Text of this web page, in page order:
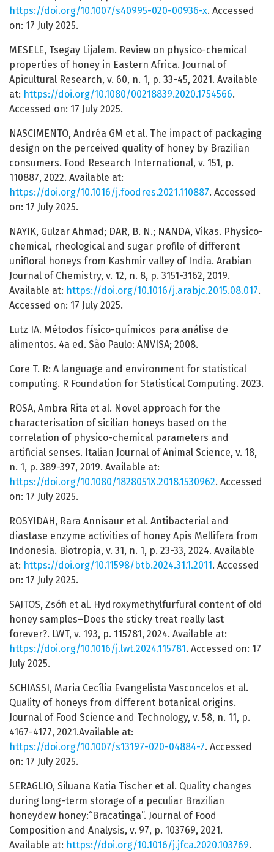
https://doi.org/10.1007/s40995-020-00936-x. Accessed
on: 17 July 2025.
MESELE, Tsegay Lijalem. Review on physico-chemical
properties of honey in Eastern Africa. Journal of
Apicultural Research, v. 60, n. 1, p. 33-45, 2021. Available
at: https://doi.org/10.1080/00218839.2020.1754566.
Accessed on: 17 July 2025.
NASCIMENTO, Andréa GM et al. The impact of packaging
design on the perceived quality of honey by Brazilian
consumers. Food Research International, v. 151, p.
110887, 2022. Available at:
https://doi.org/10.1016/j.foodres.2021.110887. Accessed
on: 17 July 2025.
NAYIK, Gulzar Ahmad; DAR, B. N.; NANDA, Vikas. Physico-
chemical, rheological and sugar profile of different
unifloral honeys from Kashmir valley of India. Arabian
Journal of Chemistry, v. 12, n. 8, p. 3151-3162, 2019.
Available at: https://doi.org/10.1016/j.arabjc.2015.08.017.
Accessed on: 17 July 2025.
Lutz IA. Métodos físico-químicos para análise de
alimentos. 4a ed. São Paulo: ANVISA; 2008.
Core T. R: A language and environment for statistical
computing. R Foundation for Statistical Computing. 2023.
ROSA, Ambra Rita et al. Novel approach for the
characterisation of sicilian honeys based on the
correlation of physico-chemical parameters and
artificial senses. Italian Journal of Animal Science, v. 18,
n. 1, p. 389-397, 2019. Available at:
https://doi.org/10.1080/1828051X.2018.1530962. Accessed
on: 17 July 2025.
ROSYIDAH, Rara Annisaur et al. Antibacterial and
diastase enzyme activities of honey Apis Mellifera from
Indonesia. Biotropia, v. 31, n. 1, p. 23-33, 2024. Available
at: https://doi.org/10.11598/btb.2024.31.1.2011 . Accessed
on: 17 July 2025.
SAJTOS, Zsófi et al. Hydroxymethylfurfural content of old
honey samples–Does the sticky treat really last
forever?. LWT, v. 193, p. 115781, 2024. Available at:
https://doi.org/10.1016/j.lwt.2024.115781 . Accessed on: 17
July 2025.
SCHIASSI, Maria Cecília Evangelista Vasconcelos et al.
Quality of honeys from different botanical origins.
Journal of Food Science and Technology, v. 58, n. 11, p.
4167-4177, 2021.Available at:
https://doi.org/10.1007/s13197-020-04884-7. Accessed
on: 17 July 2025.
SERAGLIO, Siluana Katia Tischer et al. Quality changes
during long-term storage of a peculiar Brazilian
honeydew honey:“Bracatinga”. Journal of Food
Composition and Analysis, v. 97, p. 103769, 2021.
Available at: https://doi.org/10.1016/j.jfca.2020.103769.